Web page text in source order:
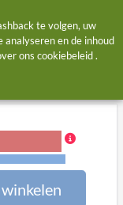
te volgen, uw
en de inhoud
ons cookiebeleid.